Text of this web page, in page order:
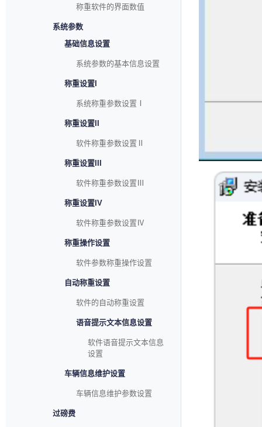
称重软件的界面数值
系统参数
基础信息设置
系统参数的基本信息设置
称重设置I
系统称重参数设置Ⅰ
称重设置II
软件称重参数设置Ⅱ
称重设置III
软件称重参数设置Ⅲ
称重设置IV
软件称重参数设置Ⅳ
称重操作设置
软件参数称重操作设置
自动称重设置
软件的自动称重设置
语音提示文本信息设置
软件语音提示文本信息
设置
车辆信息维护设置
车辆信息维护参数设置
过磅费